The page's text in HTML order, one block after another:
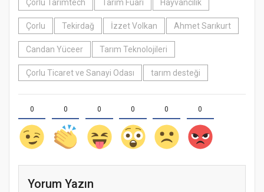
Çorlu Tarımtech
Tarım Fuarı Hayvancılık
Çorlu Tekirdağ İzzet Volkan Ahmet Sarıkurt
Candan Yüceer Tarım Teknolojileri
Çorlu Ticaret ve Sanayi Odası tarım desteği
0 0 0 0 0 0
Yorum Yazın